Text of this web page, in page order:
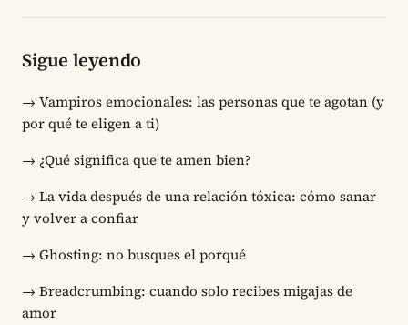
Sigue leyendo
→ Vampiros emocionales: las personas que te agotan (y
por qué te eligen a ti)
→ ¿Qué significa que te amen bien?
→ La vida después de una relación tóxica: cómo sanar
y volver a confiar
→ Ghosting: no busques el porqué
→ Breadcrumbing: cuando solo recibes migajas de
amor